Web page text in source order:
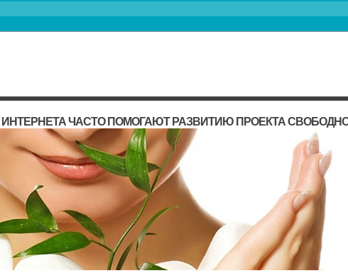
ИНТЕРНЕТА ЧАСТО ПОМОГАЮТ РАЗВИТИЮ ПРОЕКТА